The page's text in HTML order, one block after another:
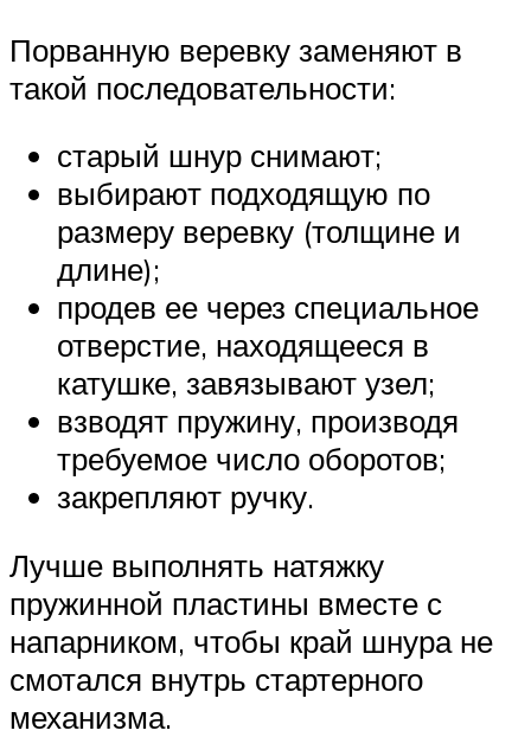
Порванную веревку заменяют в
такой последовательности:
старый шнур снимают;
выбирают подходящую по
размеру веревку (толщине и
длине);
продев ее через специальное
отверстие, находящееся в
катушке, завязывают узел;
взводят пружину, производя
требуемое число оборотов;
закрепляют ручку.
Лучше выполнять натяжку
пружинной пластины вместе с
напарником, чтобы край шнура не
смотался внутрь стартерного
механизма.